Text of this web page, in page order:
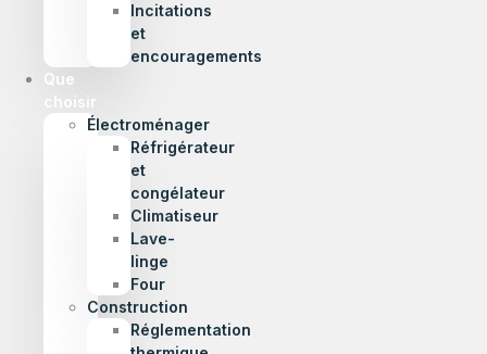
Incitations
et
encouragements
Que
choisir
Électroménager
Réfrigérateur
et
congélateur
Climatiseur
Lave-
linge
Four
Construction
Réglementation